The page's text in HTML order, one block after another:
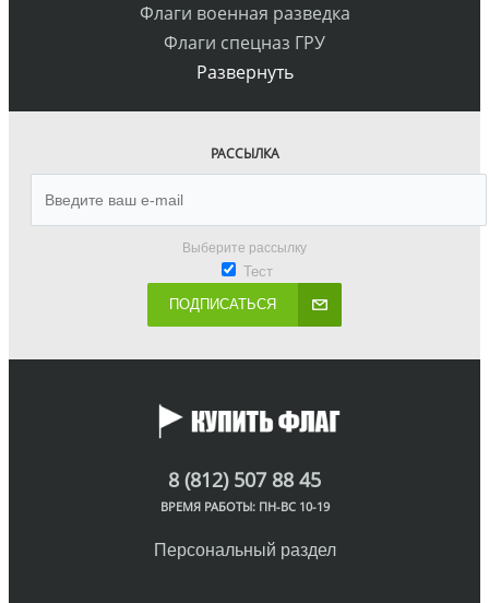
Флаги военная разведка
Флаги спецназ ГРУ
Развернуть
РАССЫЛКА
Выберите рассылку
Тест
ПОДПИСАТЬСЯ
8 (812) 507 88 45
ВРЕМЯ РАБОТЫ: ПН-ВС 10-19
Персональный раздел